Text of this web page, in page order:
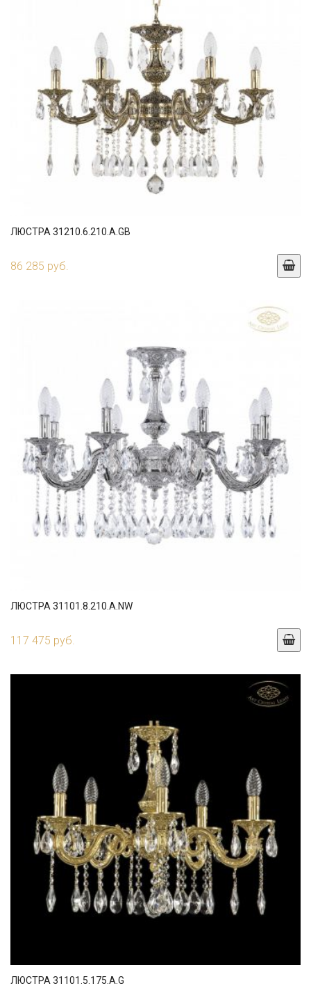
ЛЮСТРА 31210.6.210.A.GB
86 285 руб.
ЛЮСТРА 31101.8.210.A.NW
117 475 руб.
ЛЮСТРА 31101.5.175.A.G